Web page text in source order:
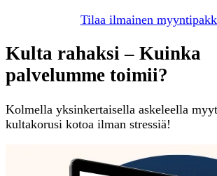
Tilaa ilmainen
Kulta rahaksi – Kuinka
palvelumme toimii?
Kolmella yksinkertaisella askeleella myyt
kultakorusi kotoa ilman stressiä!